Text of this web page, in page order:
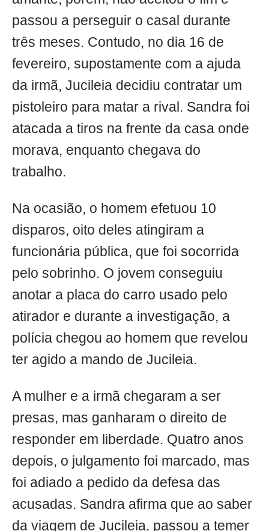
passou a perseguir o casal durante
três meses. Contudo, no dia 16 de
fevereiro, supostamente com a ajuda
da irmã, Jucileia decidiu contratar um
pistoleiro para matar a rival. Sandra foi
atacada a tiros na frente da casa onde
morava, enquanto chegava do
trabalho.
Na ocasião, o homem efetuou 10
disparos, oito deles atingiram a
funcionária pública, que foi socorrida
pelo sobrinho. O jovem conseguiu
anotar a placa do carro usado pelo
atirador e durante a investigação, a
polícia chegou ao homem que revelou
ter agido a mando de Jucileia.
A mulher e a irmã chegaram a ser
presas, mas ganharam o direito de
responder em liberdade. Quatro anos
depois, o julgamento foi marcado, mas
foi adiado a pedido da defesa das
acusadas. Sandra afirma que ao saber
da viagem de Jucileia, passou a temer